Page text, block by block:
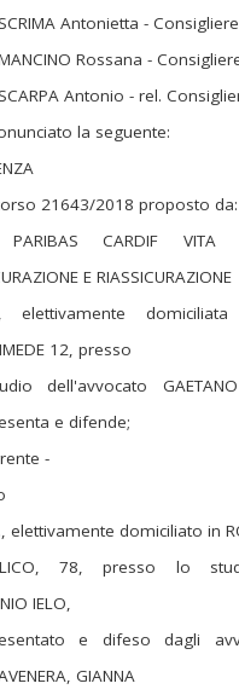
Antonietta -
Rossana -
Antonio - rel.
la seguente:
21643/2018 proposto da:
CARDIF VITA
E RIASSICURAZIONE
elettivamente
12, presso
dell'avvocato
e difende;
-
elettivamente domiciliato in
78, presso lo
IELO,
e difeso dagli
GIANNA